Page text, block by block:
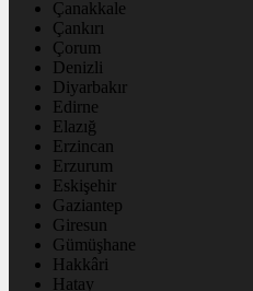
Çanakkale
Çankırı
Çorum
Denizli
Diyarbakır
Edirne
Elazığ
Erzincan
Erzurum
Eskişehir
Gaziantep
Giresun
Gümüşhane
Hakkâri
Hatay